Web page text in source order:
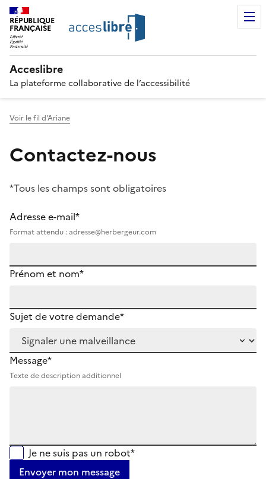
RÉPUBLIQUE
FRANÇAISE
Acceslibre
La plateforme collaborative de l’accessibilité
Voir le fil d'Ariane
Contactez-nous
*Tous les champs sont obligatoires
Adresse e-mail*
Format attendu : adresse@herbergeur.com
Prénom et nom*
Sujet de votre demande*
Message*
Texte de description additionnel
Je ne suis pas un robot*
Envoyer mon message